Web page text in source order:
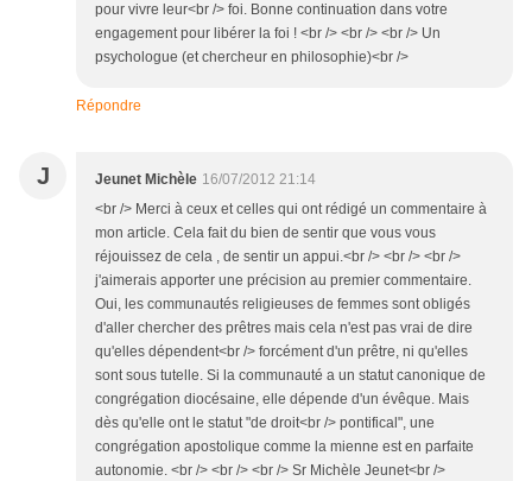
pour vivre leur<br /> foi. Bonne continuation dans votre
engagement pour libérer la foi ! <br /> <br /> <br /> Un
psychologue (et chercheur en philosophie)<br />
Répondre
J Jeunet Michèle 16/07/2012 21:14
<br /> Merci à ceux et celles qui ont rédigé un commentaire à
mon article. Cela fait du bien de sentir que vous vous
réjouissez de cela , de sentir un appui.<br /> <br /> <br />
j'aimerais apporter une précision au premier commentaire.
Oui, les communautés religieuses de femmes sont obligés
d'aller chercher des prêtres mais cela n'est pas vrai de dire
qu'elles dépendent<br /> forcément d'un prêtre, ni qu'elles
sont sous tutelle. Si la communauté a un statut canonique de
congrégation diocésaine, elle dépende d'un évêque. Mais
dès qu'elle ont le statut "de droit<br /> pontifical", une
congrégation apostolique comme la mienne est en parfaite
autonomie. <br /> <br /> <br /> Sr Michèle Jeunet<br />